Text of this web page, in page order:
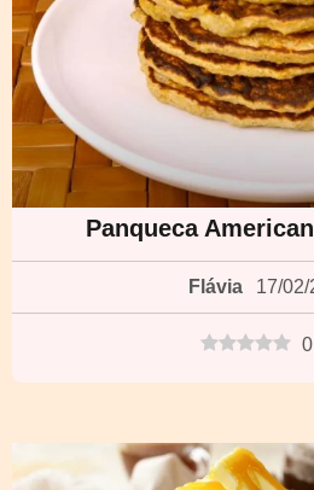
Panqueca
Flávia 17/
0